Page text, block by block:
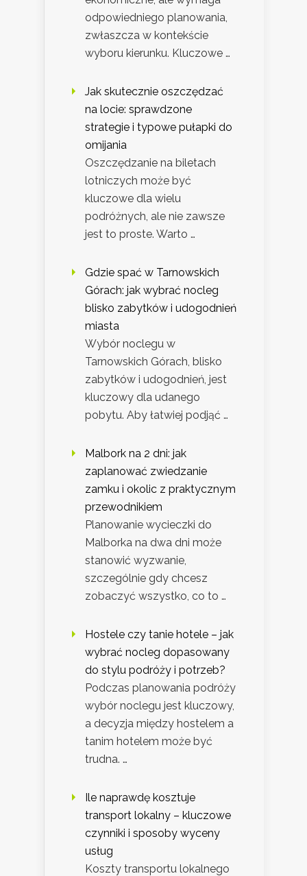
odpowiedniego planowania,
zwłaszcza w kontekście
wyboru kierunku. Kluczowe …
Jak skutecznie oszczędzać
na locie: sprawdzone
strategie i typowe pułapki do
omijania
Oszczędzanie na biletach
lotniczych może być
kluczowe dla wielu
podróżnych, ale nie zawsze
jest to proste. Warto …
Gdzie spać w Tarnowskich
Górach: jak wybrać nocleg
blisko zabytków i udogodnień
miasta
Wybór noclegu w
Tarnowskich Górach, blisko
zabytków i udogodnień, jest
kluczowy dla udanego
pobytu. Aby łatwiej podjąć …
Malbork na 2 dni: jak
zaplanować zwiedzanie
zamku i okolic z praktycznym
przewodnikiem
Planowanie wycieczki do
Malborka na dwa dni może
stanowić wyzwanie,
szczególnie gdy chcesz
zobaczyć wszystko, co to …
Hostele czy tanie hotele – jak
wybrać nocleg dopasowany
do stylu podróży i potrzeb?
Podczas planowania podróży
wybór noclegu jest kluczowy,
a decyzja między hostelem a
tanim hotelem może być
trudna. …
Ile naprawdę kosztuje
transport lokalny – kluczowe
czynniki i sposoby wyceny
usług
Koszty transportu lokalnego